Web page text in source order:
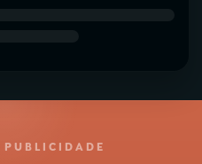
PUBLICIDADE